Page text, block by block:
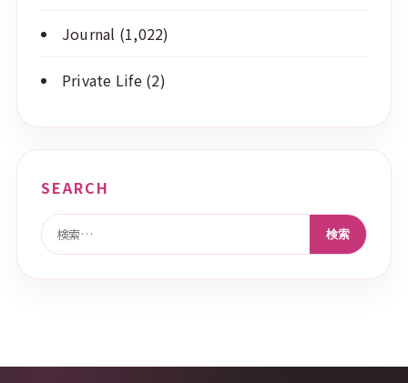
Journal (1,022)
Private Life(2)
SEARCH
検索: